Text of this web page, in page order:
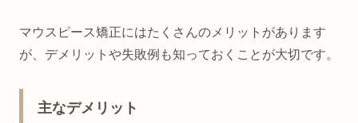
マウスピース矯正にはたくさんのメリットがあります
が、デメリットや失敗例も知っておくことが大切です。
主なデメリット